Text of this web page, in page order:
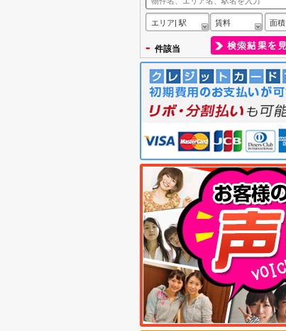
エリア| 駅 賃料 面積
- 件該当